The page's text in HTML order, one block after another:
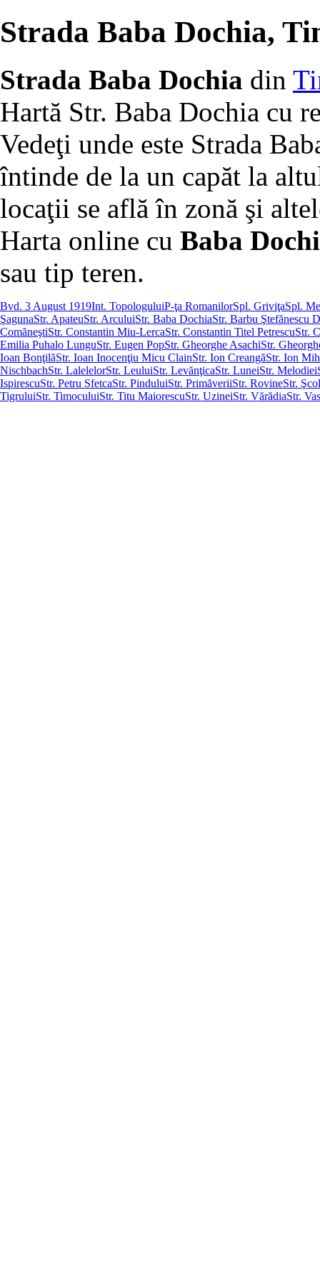
Strada Baba Dochia,
Strada Baba Dochia din
Hartă Str. Baba Dochia cu
Vedeţi unde este Strada
întinde de la un capăt la
locaţii se află în zonă şi
Harta online cu Baba
sau tip teren.
Bvd. 3 August 1919Int. TopologuluiP-ţa RomanilorSpl. GriviţaSpl.
ŞagunaStr. ApateuStr. ArculuiStr. Baba DochiaStr. Barbu Ştefănescu
ComăneştiStr. Constantin Miu-LercaStr. Constantin Titel PetrescuStr.
Emilia Puhalo LunguStr. Eugen PopStr. Gheorghe AsachiStr.
Ioan BonţilăStr. Ioan Inocenţiu Micu ClainStr. Ion CreangăStr. Ion
NischbachStr. LalelelorStr. LeuluiStr. LevănţicaStr. LuneiStr. Melodiei
IspirescuStr. Petru SfetcaStr. PinduluiStr. PrimăveriiStr. RovineStr.
TigruluiStr. TimoculuiStr. Titu MaiorescuStr. UzineiStr. VărădiaStr.